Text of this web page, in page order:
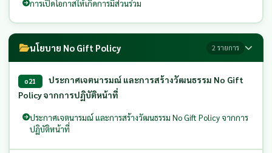
การเปิดโอกาสให้เกิดการมีส่วนร่วม
นโยบาย No Gift Policy 2 รายการ
o21
ประกาศเจตนารมณ์ และการสร้างวัฒนธรรม No Gift
Policy จากการปฏิบัติหน้าที่
ประกาศเจตนารมณ์ และการสร้างวัฒนธรรม No Gift Policy จากการ
ปฏิบัติหน้าที่